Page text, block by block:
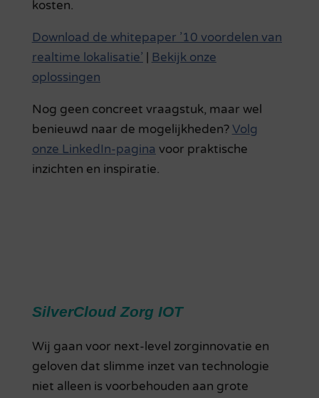
kosten.
Download de whitepaper ’10 voordelen van
realtime lokalisatie’
Bekijk onze
oplossingen
Nog geen concreet vraagstuk, maar wel
benieuwd naar de mogelijkheden?Volg
onze LinkedIn-pagina voor praktische
inzichten en inspiratie.
SilverCloud Zorg IOT
Wij gaan voor next-level zorginnovatie en
geloven dat slimme inzet van technologie
niet alleen is voorbehouden aan grote